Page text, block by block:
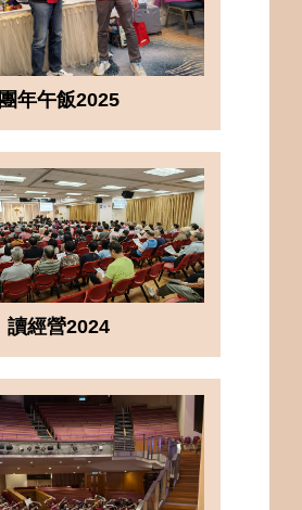
團年午飯2025
讀經營2024